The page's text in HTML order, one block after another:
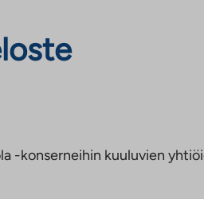
-konserneihin kuuluvien